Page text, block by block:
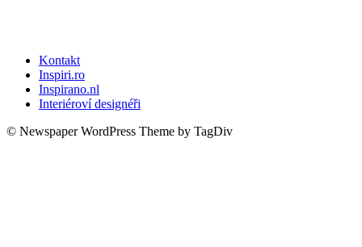
Kontakt
Inspiri.ro
Inspirano.nl
Interiéroví designéři
© Newspaper WordPress Theme by TagDiv